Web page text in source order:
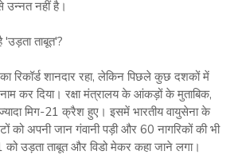
नहीं है।
'उड़ता ताबूत'?
रिकॉर्ड शानदार रहा, लेकिन पिछले कुछ दशकों में
कर दिया। रक्षा मंत्रालय के आंकड़ों के मुताबिक,
मिग-21 क्रैश हुए। इसमें भारतीय वायुसेना के
को अपनी जान गंवानी पड़ी और 60 नागरिकों की भी
उड़ता ताबूत और विडो मेकर कहा जाने लगा।